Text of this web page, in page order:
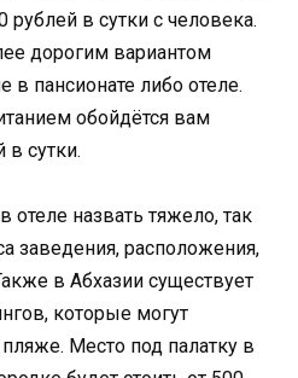
рублей в сутки с человека.
дорогим вариантом
в пансионате либо отеле.
обойдётся вам
в сутки.
назвать тяжело, так
заведения, расположения,
в Абхазии существует
которые могут
Место под палатку в